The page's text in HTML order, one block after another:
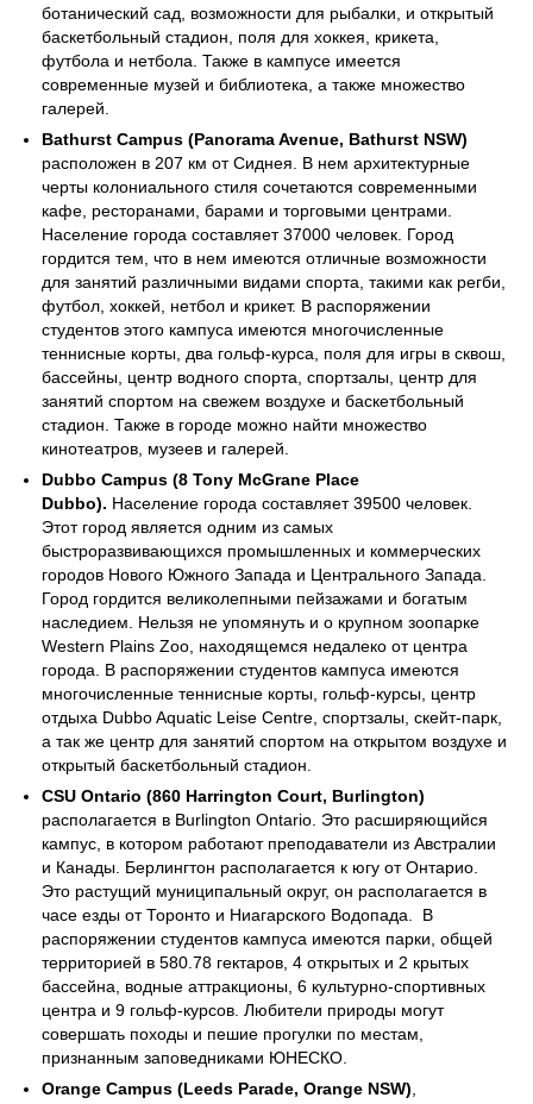
ботанический сад, возможности для рыбалки, и открытый
баскетбольный стадион, поля для хоккея, крикета,
футбола и нетбола. Также в кампусе имеется
современные музей и библиотека, а также множество
галерей.
Bathurst Campus (Panorama Avenue, Bathurst NSW)
расположен в 207 км от Сиднея. В нем архитектурные
черты колониального стиля сочетаются современными
кафе, ресторанами, барами и торговыми центрами.
Население города составляет 37000 человек. Город
гордится тем, что в нем имеются отличные возможности
для занятий различными видами спорта, такими как регби,
футбол, хоккей, нетбол и крикет. В распоряжении
студентов этого кампуса имеются многочисленные
теннисные корты, два гольф-курса, поля для игры в сквош,
бассейны, центр водного спорта, спортзалы, центр для
занятий спортом на свежем воздухе и баскетбольный
стадион. Также в городе можно найти множество
кинотеатров, музеев и галерей.
Dubbo Campus (8 Tony McGrane Place
Dubbo). Население города составляет 39500 человек.
Этот город является одним из самых
быстроразвивающихся промышленных и коммерческих
городов Нового Южного Запада и Центрального Запада.
Город гордится великолепными пейзажами и богатым
наследием. Нельзя не упомянуть и о крупном зоопарке
Western Plains Zoo, находящемся недалеко от центра
города. В распоряжении студентов кампуса имеются
многочисленные теннисные корты, гольф-курсы, центр
отдыха Dubbo Aquatic Leise Centre, спортзалы, скейт-парк,
а так же центр для занятий спортом на открытом воздухе и
открытый баскетбольный стадион.
CSU Ontario (860 Harrington Court, Burlington)
располагается в Burlington Ontario. Это расширяющийся
кампус, в котором работают преподаватели из Австралии
и Канады. Берлингтон располагается к югу от Онтарио.
Это растущий муниципальный округ, он располагается в
часе езды от Торонто и Ниагарского Водопада. В
распоряжении студентов кампуса имеются парки, общей
территорией в 580.78 гектаров, 4 открытых и 2 крытых
бассейна, водные аттракционы, 6 культурно-спортивных
центра и 9 гольф-курсов. Любители природы могут
совершать походы и пешие прогулки по местам,
признанным заповедниками ЮНЕСКО.
Orange Campus (Leeds Parade, Orange NSW)